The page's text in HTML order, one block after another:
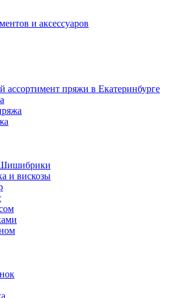
и аксессуаров
ассортимент пряжи в Екатеринбурге
и вискозы